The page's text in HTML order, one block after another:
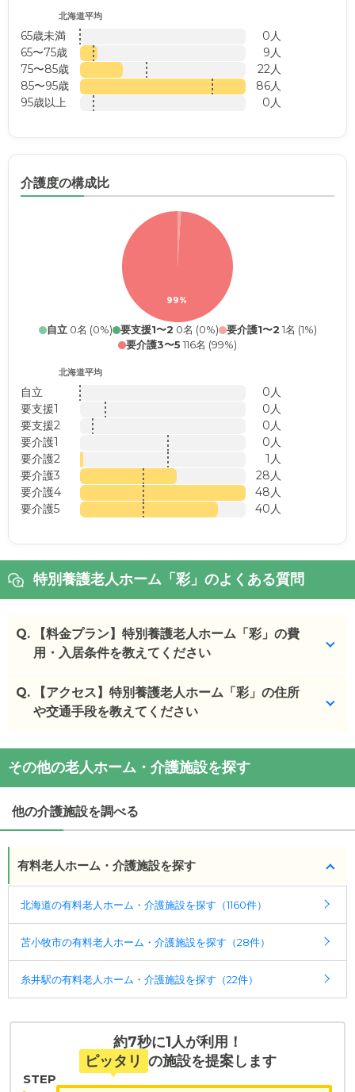
北海道平均
65歳未満
0人
65〜75歳
9人
75〜85歳
22人
85〜95歳
86人
95歳以上
0人
介護度の構成比
99%
自立0名 (0%) 要支援1〜2 0名 (0%) 要介護1〜2 1名 (1%)
要介護3〜5 116名 (99%)
北海道平均
自立
0人
要支援1
0人
要支援2
0人
要介護1
0人
要介護2
1人
要介護3
28人
要介護4
48人
要介護5
40人
特別養護老人ホーム「彩」のよくある質問
Q.
【料金プラン】特別養護老人ホーム「彩」の費
用・入居条件を教えてください
特別養護老人ホーム「彩」の入居金・月額料金は次
のとおりです。
・月額費用が10.3万円
・要介護度：要介護1、要介護2、要介護3、要介護
ケアスル 介護では詳細な料金プラン
す。詳しくはこちら。
・経験豊富な入居相談員が完全無料で施設探しをサ
入居相談： 0120-579-721 （無料）
・全国10000件の介護施設情報を掲載
幅広い選択肢の中から、条件にあった施設を選ぶ
ことができます。
Q.
【アクセス】特別養護老人ホーム「彩」の住所
や交通手段を教えてください
特別養護老人ホーム「彩」の交通アクセス
・住所：北海道苫小牧市表町5-11-5
・最寄り駅：苫小牧駅0.1km青葉駅2.7km糸井駅
4.7km
その他の老人ホーム・介護施設を探す
他の介護施設を調べる
有料老人ホーム・介護施設を探す
北海道の有料老人ホーム・介護施設を探す（1160件）
苫小牧市の有料老人ホーム・介護施設を探す（28件）
糸井駅の有料老人ホーム・介護施設を探す（22件）
約7秒に1人が利用！
ピッタリ の施設を提案します
STEP